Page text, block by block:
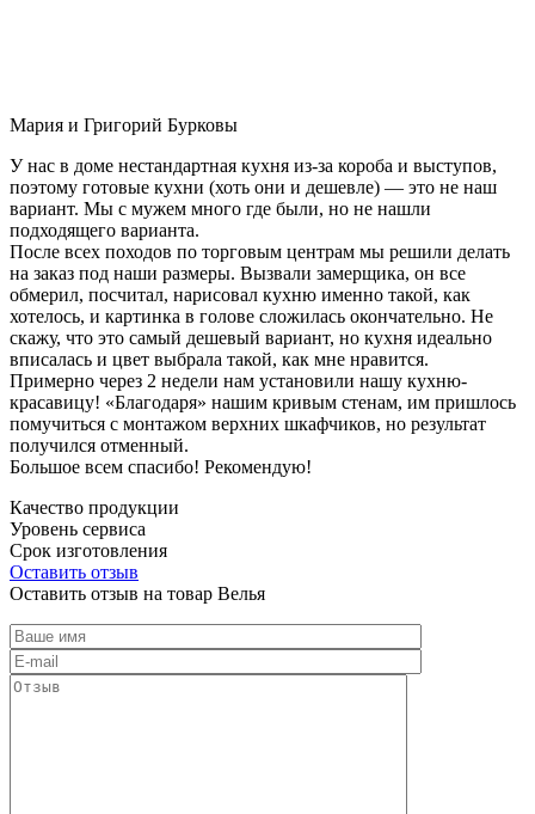
Мария и Григорий Бурковы
У нас в доме нестандартная кухня из-за короба и выступов,
поэтому готовые кухни (хоть они и дешевле) — это не наш
вариант. Мы с мужем много где были, но не нашли
подходящего варианта.
После всех походов по торговым центрам мы решили делать
на заказ под наши размеры. Вызвали замерщика, он все
обмерил, посчитал, нарисовал кухню именно такой, как
хотелось, и картинка в голове сложилась окончательно. Не
скажу, что это самый дешевый вариант, но кухня идеально
вписалась и цвет выбрала такой, как мне нравится.
Примерно через 2 недели нам установили нашу кухню-
красавицу! «Благодаря» нашим кривым стенам, им пришлось
помучиться с монтажом верхних шкафчиков, но результат
получился отменный.
Большое всем спасибо! Рекомендую!
Качество продукции
Уровень сервиса
Срок изготовления
Оставить отзыв
Оставить отзыв на товар Велья